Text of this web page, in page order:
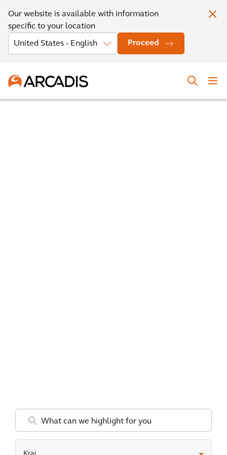
Our website is available with information
specific to your location
Proceed